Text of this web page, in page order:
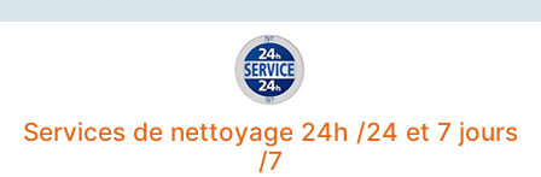
Services de nettoyage 24h /24 et 7 jours
/7